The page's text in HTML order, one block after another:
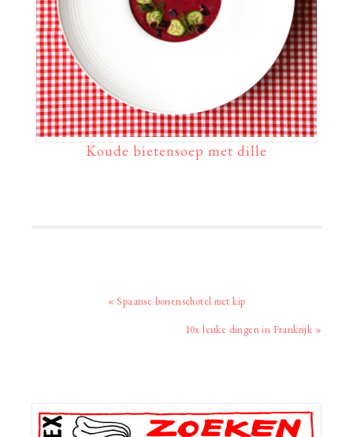
Koude bietensoep met dille
Vorig
« Spaanse bonenschotel met kip
Volgend
10x leuke dingen in Frankrijk »
Primaire